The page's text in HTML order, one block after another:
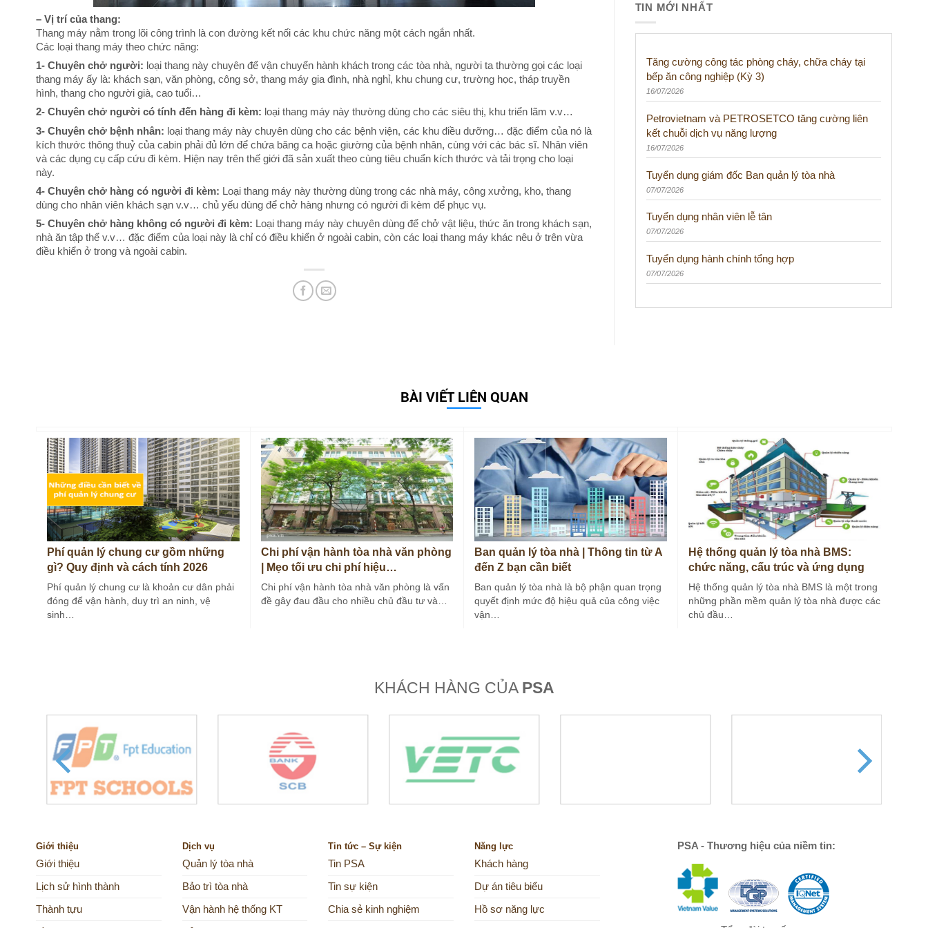
– Vị trí của thang:
Thang máy nằm trong lõi công trình là con đường kết nối các khu chức năng một cách ngắn nhất.
Các loại thang máy theo chức năng:
1- Chuyên chở người: loại thang này chuyên để vận chuyển hành khách trong các tòa nhà, người ta thường gọi các loại
thang máy ấy là: khách sạn, văn phòng, công sở, thang máy gia đình, nhà nghỉ, khu chung cư, trường học, tháp truyền
hình, thang cho người già, cao tuổi…
2- Chuyên chở người có tính đến hàng đi kèm: loại thang máy này thường dùng cho các siêu thị, khu triển lãm v.v…
3- Chuyên chở bệnh nhân: loại thang máy này chuyên dùng cho các bệnh viện, các khu điều dưỡng… đặc điểm của nó là
kích thước thông thuỷ của cabin phải đủ lớn để chứa băng ca hoặc giường của bệnh nhân, cùng với các bác sĩ. Nhân viên
và các dụng cụ cấp cứu đi kèm. Hiện nay trên thế giới đã sản xuất theo cùng tiêu chuẩn kích thước và tải trọng cho loại
này.
4- Chuyên chở hàng có người đi kèm: Loại thang máy này thường dùng trong các nhà máy, công xưởng, kho, thang
dùng cho nhân viên khách sạn v.v… chủ yếu dùng để chở hàng nhưng có người đi kèm để phục vụ.
5- Chuyên chở hàng không có người đi kèm: Loại thang máy này chuyên dùng để chở vật liệu, thức ăn trong khách sạn,
nhà ăn tập thể v.v… đặc điểm của loại này là chỉ có điều khiển ở ngoài cabin, còn các loại thang máy khác nêu ở trên vừa
điều khiển ở trong và ngoài cabin.
TIN MỚI NHẤT
Tăng cường công tác phòng cháy, chữa cháy tại
bếp ăn công nghiệp (Kỳ 3)
16/07/2026
Petrovietnam và PETROSETCO tăng cường liên
kết chuỗi dịch vụ năng lượng
16/07/2026
Tuyển dụng giám đốc Ban quản lý tòa nhà
07/07/2026
Tuyển dụng nhân viên lễ tân
07/07/2026
Tuyển dụng hành chính tổng hợp
07/07/2026
BÀI VIẾT LIÊN QUAN
Phí quản lý chung cư gồm những
gì? Quy định và cách tính 2026
Phí quản lý chung cư là khoản cư dân phải
đóng để vận hành, duy trì an ninh, vệ
sinh…
Chi phí vận hành tòa nhà văn phòng
| Mẹo tối ưu chi phí hiệu…
Chi phí vận hành tòa nhà văn phòng là vấn
đề gây đau đầu cho nhiều chủ đầu tư và…
Ban quản lý tòa nhà | Thông tin từ A
đến Z bạn cần biết
Ban quản lý tòa nhà là bộ phận quan trọng
quyết định mức độ hiệu quả của công việc
vận…
Hệ thống quản lý tòa nhà BMS:
chức năng, cấu trúc và ứng dụng
Hệ thống quản lý tòa nhà BMS là một trong
những phần mềm quản lý tòa nhà được các
chủ đầu…
KHÁCH HÀNG CỦA PSA
Giới thiệu
Giới thiệu
Lịch sử hình thành
Thành tựu
Dịch vụ
Quản lý tòa nhà
Bảo trì tòa nhà
Vận hành hệ thống KT
Tin tức – Sự kiện
Tin PSA
Tin sự kiện
Chia sẻ kinh nghiệm
Năng lực
Khách hàng
Dự án tiêu biểu
Hồ sơ năng lực
PSA - Thương hiệu của niềm tin: